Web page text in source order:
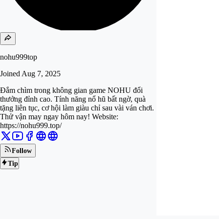
nohu999top
Joined Aug 7, 2025
Đắm chìm trong không gian game NOHU đổi
thưởng đỉnh cao. Tính năng nổ hũ bất ngờ, quà
tặng liên tục, cơ hội làm giàu chỉ sau vài ván chơi.
Thử vận may ngay hôm nay! Website:
https://nohu999.top/
Follow
Tip